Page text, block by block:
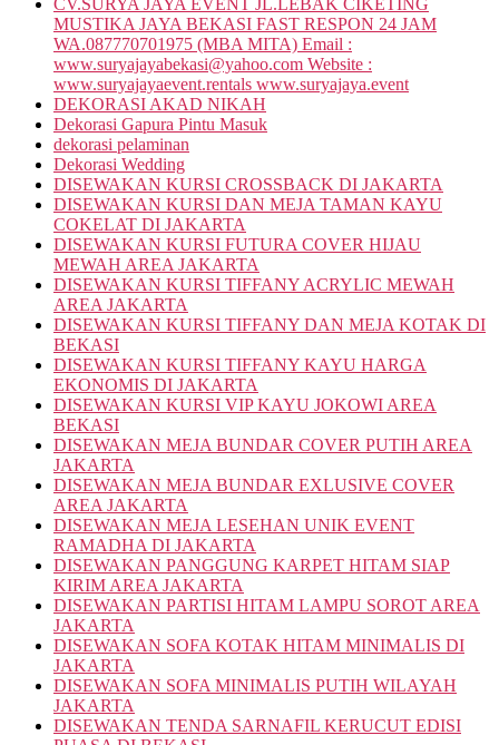
CV.SURYA JAYA EVENT JL.LEBAK CIKETING
MUSTIKA JAYA BEKASI FAST RESPON 24 JAM
WA.087770701975 (MBA MITA) Email :
www.suryajayabekasi@yahoo.com Website :
www.suryajayaevent.rentals www.suryajaya.event
DEKORASI AKAD NIKAH
Dekorasi Gapura Pintu Masuk
dekorasi pelaminan
Dekorasi Wedding
DISEWAKAN KURSI CROSSBACK DI JAKARTA
DISEWAKAN KURSI DAN MEJA TAMAN KAYU
COKELAT DI JAKARTA
DISEWAKAN KURSI FUTURA COVER HIJAU
MEWAH AREA JAKARTA
DISEWAKAN KURSI TIFFANY ACRYLIC MEWAH
AREA JAKARTA
DISEWAKAN KURSI TIFFANY DAN MEJA KOTAK DI
BEKASI
DISEWAKAN KURSI TIFFANY KAYU HARGA
EKONOMIS DI JAKARTA
DISEWAKAN KURSI VIP KAYU JOKOWI AREA
BEKASI
DISEWAKAN MEJA BUNDAR COVER PUTIH AREA
JAKARTA
DISEWAKAN MEJA BUNDAR EXLUSIVE COVER
AREA JAKARTA
DISEWAKAN MEJA LESEHAN UNIK EVENT
RAMADHA DI JAKARTA
DISEWAKAN PANGGUNG KARPET HITAM SIAP
KIRIM AREA JAKARTA
DISEWAKAN PARTISI HITAM LAMPU SOROT AREA
JAKARTA
DISEWAKAN SOFA KOTAK HITAM MINIMALIS DI
JAKARTA
DISEWAKAN SOFA MINIMALIS PUTIH WILAYAH
JAKARTA
DISEWAKAN TENDA SARNAFIL KERUCUT EDISI